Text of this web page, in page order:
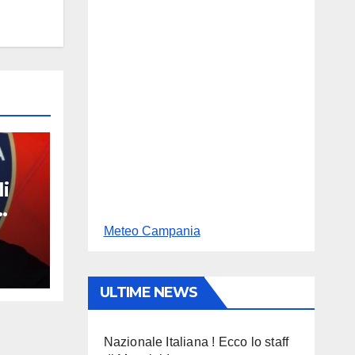
Meteo Campania
ULTIME NEWS
Nazionale Italiana ! Ecco lo staff